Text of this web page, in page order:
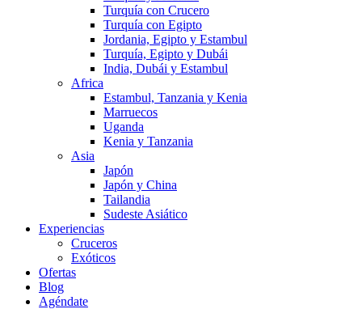
Turquía con Crucero
Turquía con Egipto
Jordania, Egipto y Estambul
Turquía, Egipto y Dubái
India, Dubái y Estambul
Africa
Estambul, Tanzania y Kenia
Marruecos
Uganda
Kenia y Tanzania
Asia
Japón
Japón y China
Tailandia
Sudeste Asiático
Experiencias
Cruceros
Exóticos
Ofertas
Blog
Agéndate